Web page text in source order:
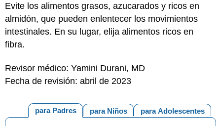
Evite los alimentos grasos, azucarados y ricos en
almidón, que pueden enlentecer los movimientos
intestinales. En su lugar, elija alimentos ricos en
fibra.
Revisor médico: Yamini Durani, MD
Fecha de revisión: abril de 2023
para Adolescentes
para Niños
para Padres